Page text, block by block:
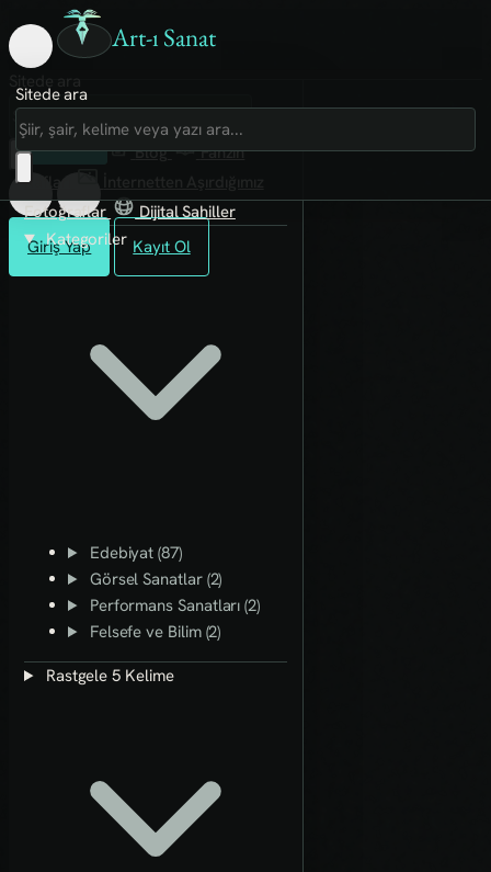
Art-ı Sanat
Giriş Yap Kayıt Ol
Sitede ara
Art-ı Sosyal
İmece
Kütüphane
Blog
Fanzin
Rafları
Fotoğraflar
Dijital Sahiller
Kategoriler
Edebiyat (87)
Görsel Sanatlar (2)
Performans Sanatları (2)
Felsefe ve Bilim (2)
Rastgele 5 Kelime